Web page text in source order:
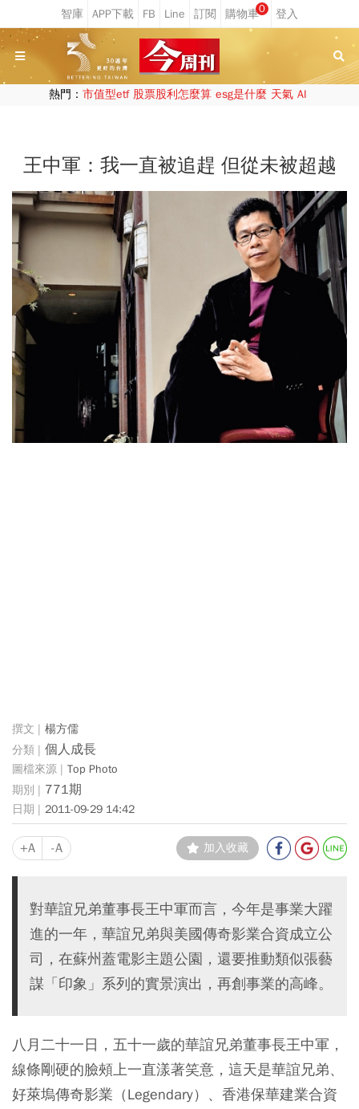
0
熱門： 市值型etf 股票股利怎麼算 esg是什麼 天氣 AI
王中軍：我一直被追趕 但從未被超越
楊方儒
個人成長
Top Photo
771期
2011-09-29 14:42
+A -A 加入收藏
對華誼兄弟董事長王中軍而言，今年是事業大躍
進的一年，華誼兄弟與美國傳奇影業合資成立公
司，在蘇州蓋電影主題公園，還要推動類似張藝
謀「印象」系列的實景演出，再創事業的高峰。
八月二十一日，五十一歲的華誼兄弟董事長王中軍，
線條剛硬的臉頰上一直漾著笑意，這天是華誼兄弟、
好萊塢傳奇影業（Legendary）、香港保華建業合資